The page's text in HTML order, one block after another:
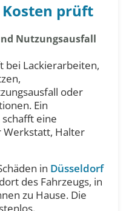
prüft
Nutzungsausfall
bei Lackierarbeiten,
oder
Ein
eine
Werkstatt, Halter
in Düsseldorf
des Fahrzeugs, in
zu Hause. Die